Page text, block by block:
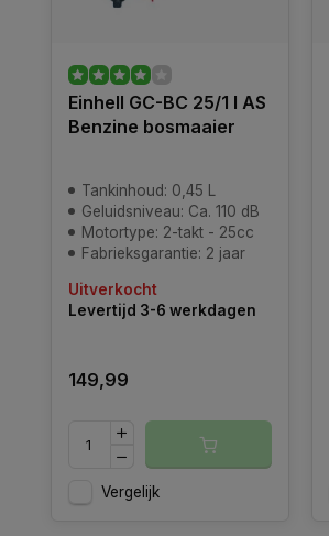
Einhell GC-BC 25/1 I AS
Benzine bosmaaier
Tankinhoud: 0,45 L
Geluidsniveau: Ca. 110 dB
Motortype: 2-takt - 25cc
Fabrieksgarantie: 2 jaar
Uitverkocht
Levertijd 3-6 werkdagen
149,99
Vergelijk